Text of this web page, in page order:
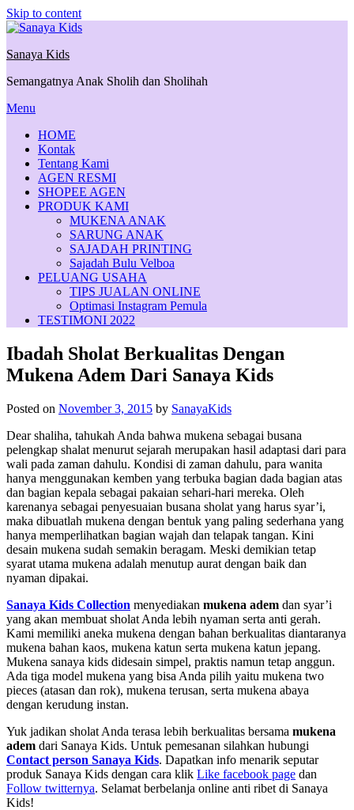
Skip to content
Sanaya Kids
Semangatnya Anak Sholih dan Sholihah
Menu
HOME
Kontak
Tentang Kami
AGEN RESMI
SHOPEE AGEN
PRODUK KAMI
MUKENA ANAK
SARUNG ANAK
SAJADAH PRINTING
Sajadah Bulu Velboa
PELUANG USAHA
TIPS JUALAN ONLINE
Optimasi Instagram Pemula
TESTIMONI 2022
Ibadah Sholat Berkualitas Dengan
Mukena Adem Dari Sanaya Kids
Posted on November 3, 2015 by SanayaKids
Dear shaliha, tahukah Anda bahwa mukena sebagai busana
pelengkap shalat menurut sejarah merupakan hasil adaptasi dari para
wali pada zaman dahulu. Kondisi di zaman dahulu, para wanita
hanya menggunakan kemben yang terbuka bagian dada bagian atas
dan bagian kepala sebagai pakaian sehari-hari mereka. Oleh
karenanya sebagai penyesuaian busana sholat yang harus syar’i,
maka dibuatlah mukena dengan bentuk yang paling sederhana yang
hanya memperlihatkan bagian wajah dan telapak tangan. Kini
desain mukena sudah semakin beragam. Meski demikian tetap
syarat utama mukena adalah menutup aurat dengan baik dan
nyaman dipakai.
Sanaya Kids Collection menyediakan mukena adem dan syar’i
yang akan membuat sholat Anda lebih nyaman serta anti gerah.
Kami memiliki aneka mukena dengan bahan berkualitas diantaranya
mukena bahan kaos, mukena katun serta mukena katun jepang.
Mukena sanaya kids didesain simpel, praktis namun tetap anggun.
Ada tiga model mukena yang bisa Anda pilih yaitu mukena two
pieces (atasan dan rok), mukena terusan, serta mukena abaya
dengan kerudung instan.
Yuk jadikan sholat Anda terasa lebih berkualitas bersama mukena
adem dari Sanaya Kids. Untuk pemesanan silahkan hubungi
Contact person Sanaya Kids. Dapatkan info menarik seputar
produk Sanaya Kids dengan cara klik Like facebook page dan
Follow twitternya. Selamat berbelanja online anti ribet di Sanaya
Kids!